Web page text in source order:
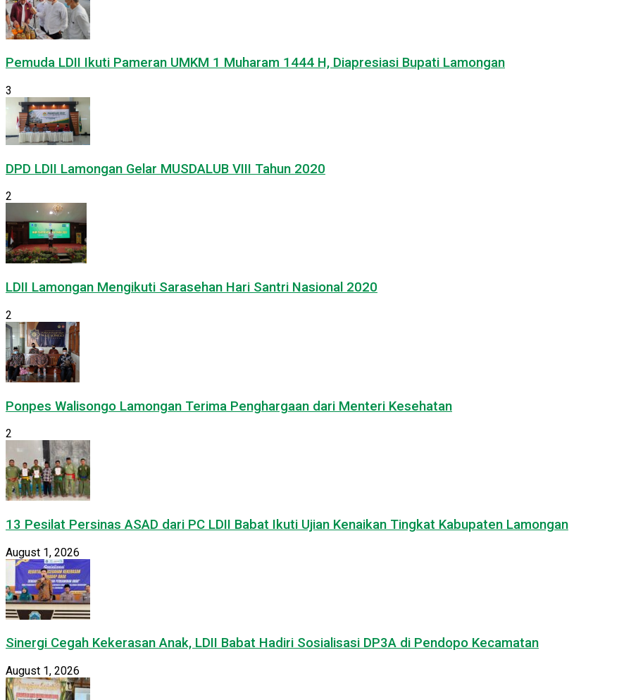
Pemuda LDII Ikuti Pameran UMKM 1 Muharam 1444 H, Diapresiasi Bupati Lamongan
3
DPD LDII Lamongan Gelar MUSDALUB VIII Tahun 2020
2
LDII Lamongan Mengikuti Sarasehan Hari Santri Nasional 2020
2
Ponpes Walisongo Lamongan Terima Penghargaan dari Menteri Kesehatan
2
13 Pesilat Persinas ASAD dari PC LDII Babat Ikuti Ujian Kenaikan Tingkat Kabupaten Lamongan
August 1, 2026
Sinergi Cegah Kekerasan Anak, LDII Babat Hadiri Sosialisasi DP3A di Pendopo Kecamatan
August 1, 2026